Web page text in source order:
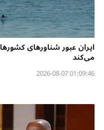
ایران عبور شناورهای
می‌کند
01:09:46 2026-08-07